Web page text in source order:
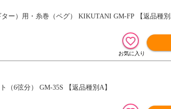
ー）用・糸巻（ペグ） KIKUTANI GM-FP 【返品種別
（6弦分） GM-35S 【返品種別A】